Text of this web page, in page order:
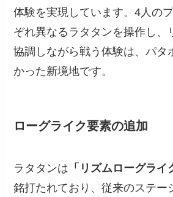
体験を実現しています。4人の
ぞれ異なるラタタンを操作し、
協調しながら戦う体験は、パタ
かった新境地です。
ローグライク要素の追加
ラタタンは 「リズムローグライ
銘打たれており、従来のステー